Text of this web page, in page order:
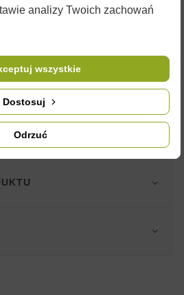
ochrony polecamypodkurzacz.
korpusoraz pomocne narzędzia
i czasami przedmioty mogą
Nie zmienia to jednak
analizy Twoich zachowań
Odrzuć
Dostosuj
wszystkie